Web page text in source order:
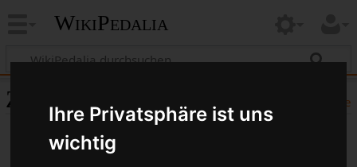
Ihre Privatsphäre ist uns
wichtig
WikiPedalia
Hilfe
Zitierhilfe